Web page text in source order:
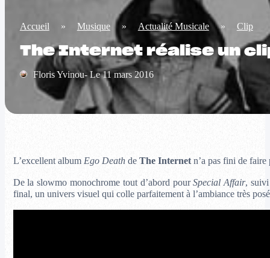
Accueil » Musique » Actualité Musicale » Clip
The Internet réalise un
Floris Yvinou- Le 11 mars 2016
L’excellent album Ego Deathde The Internetn’a pas fini de faire
De la slowmo monochrome tout d’abord pourSpecial Affair,
final, un univers visuel qui colle parfaitement à l’ambiance très